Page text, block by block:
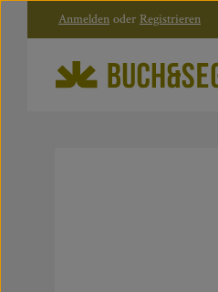
Zum Hauptinhalt springen
Zur Hauptnavigation
Anmelden oder Registrieren